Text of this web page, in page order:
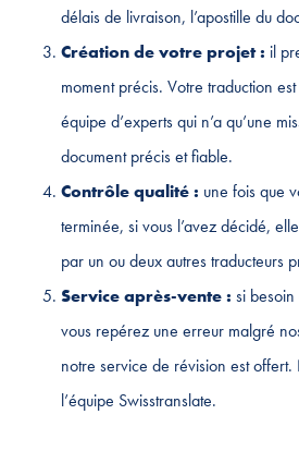
délais de livraison, l’apostille du
Création de votre projet : il
moment précis. Votre traduction
équipe d’experts qui n’a qu’une
document précis et fiable.
Contrôle qualité : une fois que
terminée, si vous l’avez décidé,
par un ou deux autres traducteurs
Service après-vente : si
vous repérez une erreur malgré
notre service de révision est
l’équipe Swisstranslate.